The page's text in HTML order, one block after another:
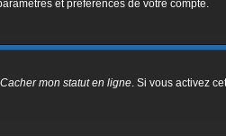
et préférences de votre compte.
Cacher mon statut en ligne. Si vous activez